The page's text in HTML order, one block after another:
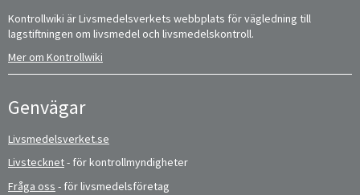
Kontrollwiki är Livsmedelsverkets webbplats för vägledning till
lagstiftningen om livsmedel och livsmedelskontroll.
Mer om Kontrollwiki
Genvägar
Livsmedelsverket.se
Livstecknet- för kontrollmyndigheter
Fråga oss - för livsmedelsföretag